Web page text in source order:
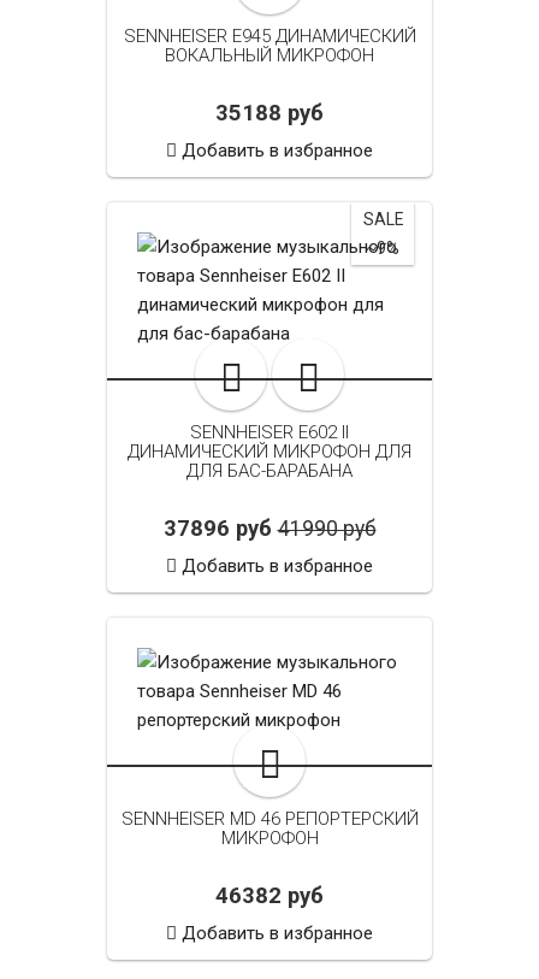
SENNHEISER E945 ДИНАМИЧЕСКИЙ
ВОКАЛЬНЫЙ МИКРОФОН
35188 руб
Добавить в избранное
SALE
~9%
SENNHEISER E602 II
ДИНАМИЧЕСКИЙ МИКРОФОН ДЛЯ
ДЛЯ БАС-БАРАБАНА
37896 руб 41990 руб
Добавить в избранное
SENNHEISER MD 46 РЕПОРТЕРСКИЙ
МИКРОФОН
46382 руб
Добавить в избранное